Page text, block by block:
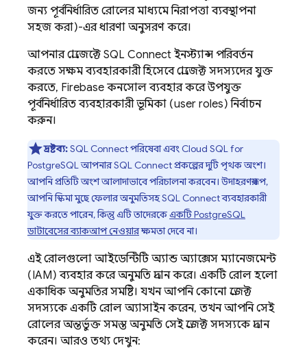
জন্য পূর্বনির্ধারিত রোলের মাধ্যমে নিরাপত্তা ব্যবস্থাপনা
সহজ করা)-এর ধারণা অনুসরণ করে।
আপনার প্রোজেক্টে SQL Connect ইনস্ট্যান্স পরিবর্তন
করতে সক্ষম ব্যবহারকারী হিসেবে প্রোজেক্ট সদস্যদের যুক্ত
করতে, Firebase কনসোল ব্যবহার করে উপযুক্ত
পূর্বনির্ধারিত ব্যবহারকারী ভূমিকা (user roles) নির্বাচন
করুন।
দ্রষ্টব্য:SQL Connectপরিষেবা এবং Cloud SQLfor
PostgreSQL আপনারSQL Connectপ্রকল্পের দুটি পৃথক অংশ।
আপনি প্রতিটি অংশ আলাদাভাবে পরিচালনা করবেন। উদাহরণস্বরূপ,
আপনি স্কিমা মুছে ফেলার অনুমতিসহSQL Connectব্যবহারকারী
যুক্ত করতে পারেন, কিন্তু এটি তাদেরকেএকটি PostgreSQL
ডাটাবেসের ব্যাকআপ নেওয়ারক্ষমতা দেবে না।
এই রোলগুলো আইডেন্টিটি অ্যান্ড অ্যাক্সেস ম্যানেজমেন্ট
(IAM) ব্যবহার করে অনুমতি প্রদান করে। একটি রোল হলো
একাধিক অনুমতির সমষ্টি। যখন আপনি কোনো প্রজেক্ট
সদস্যকে একটি রোল অ্যাসাইন করেন, তখন আপনি সেই
রোলের অন্তর্ভুক্ত সমস্ত অনুমতি সেই প্রজেক্ট সদস্যকে প্রদান
করেন। আরও তথ্য দেখুন: